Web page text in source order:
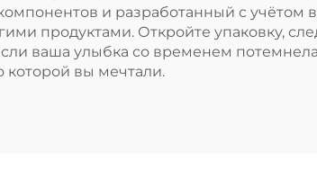
и разработанный с учётом
продуктами. Откройте упаковку,
ваша улыбка со временем
которой вы мечтали.